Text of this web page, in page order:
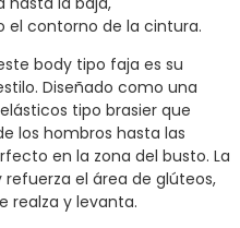
el contorno de la cintura.
body tipo faja es su
Diseñado como una
tipo brasier que
los hombros hasta las
en la zona del busto. La
el área de glúteos,
realza y levanta.